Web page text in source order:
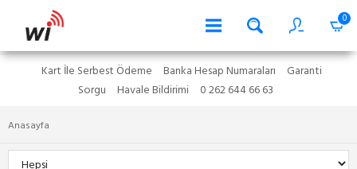
0
Kart İle Serbest Ödeme Banka Hesap Numaraları
Garanti
Sorgu
Havale Bildirimi 0 262 644 66 63
Anasayfa